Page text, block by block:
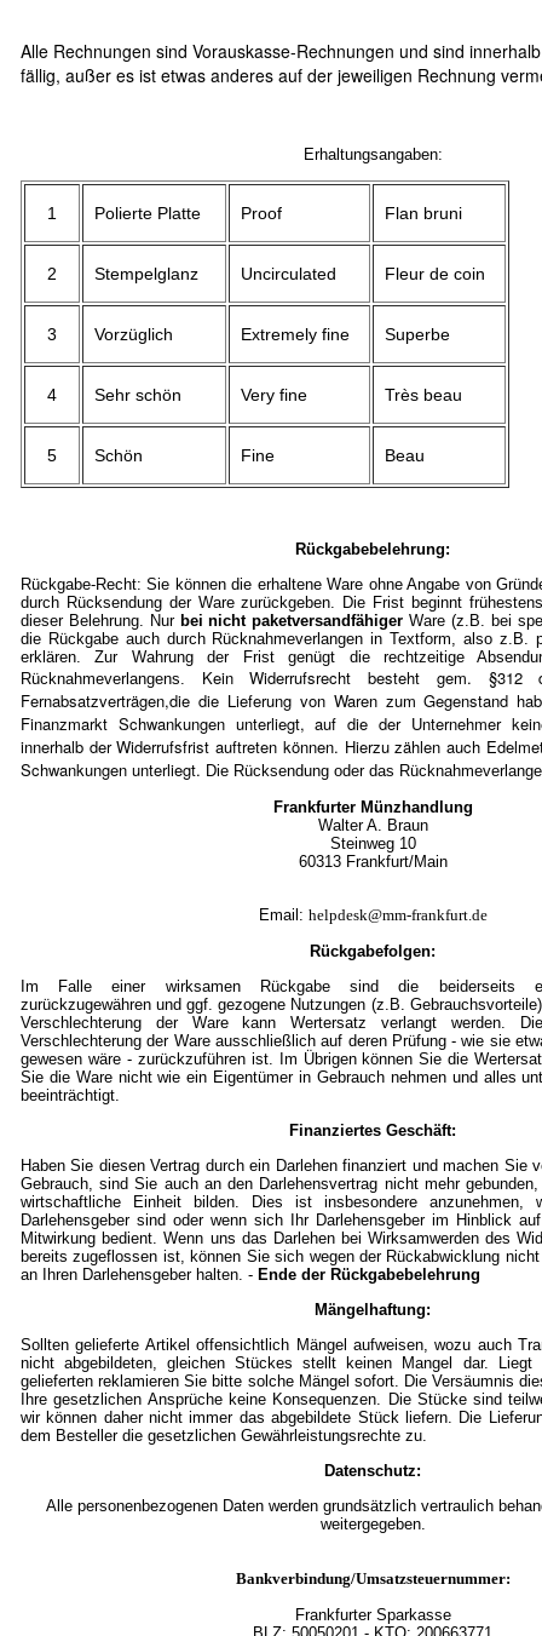
Alle Rechnungen sind Vorauskasse-Rechnungen und sind
fällig, außer es ist etwas anderes auf der jeweiligen Rechnung
Erhaltungsangaben:
1 Polierte Platte Proof Flan bruni
2 Stempelglanz Uncirculated Fleur de coin
3 Vorzüglich Extremely fine Superbe
4 Sehr schön Very fine Très beau
5 Schön Fine Beau
Rückgabebelehrung:
Rückgabe-Recht: Sie können die erhaltene Ware ohne Angabe von
durch Rücksendung der Ware zurückgeben. Die Frist beginnt
dieser Belehrung. Nur bei nicht paketversandfähiger Ware (z.B. bei
die Rückgabe auch durch Rücknahmeverlangen in Textform, also z.B.
erklären. Zur Wahrung der Frist genügt die rechtzeitige
Rücknahmeverlangens. Kein Widerrufsrecht besteht gem.
Fernabsatzverträgen,die die Lieferung von Waren zum Gegenstand
Finanzmarkt Schwankungen unterliegt, auf die der Unternehmer
innerhalb der Widerrufsfrist auftreten können. Hierzu zählen auch
Schwankungen unterliegt. Die Rücksendung oder das
Frankfurter Münzhandlung
Walter A. Braun
Steinweg 10
60313 Frankfurt/Main
Email: helpdesk@mm-frankfurt.de
Rückgabefolgen:
Im Falle einer wirksamen Rückgabe sind die beiderseits
zurückzugewähren und ggf. gezogene Nutzungen (z.B.
Verschlechterung der Ware kann Wertersatz verlangt werden.
Verschlechterung der Ware ausschließlich auf deren Prüfung - wie sie
gewesen wäre - zurückzuführen ist. Im Übrigen können Sie die
Sie die Ware nicht wie ein Eigentümer in Gebrauch nehmen und alles
beeinträchtigt.
Finanziertes Geschäft:
Haben Sie diesen Vertrag durch ein Darlehen finanziert und machen Sie
Gebrauch, sind Sie auch an den Darlehensvertrag nicht mehr
wirtschaftliche Einheit bilden. Dies ist insbesondere anzunehmen,
Darlehensgeber sind oder wenn sich Ihr Darlehensgeber im Hinblick
Mitwirkung bedient. Wenn uns das Darlehen bei Wirksamwerden des
bereits zugeflossen ist, können Sie sich wegen der Rückabwicklung
an Ihren Darlehensgeber halten. - Ende der Rückgabebelehrung
Mängelhaftung:
Sollten gelieferte Artikel offensichtlich Mängel aufweisen, wozu auch
nicht abgebildeten, gleichen Stückes stellt keinen Mangel dar.
gelieferten reklamieren Sie bitte solche Mängel sofort. Die Versäumnis
Ihre gesetzlichen Ansprüche keine Konsequenzen. Die Stücke sind
wir können daher nicht immer das abgebildete Stück liefern. Die
dem Besteller die gesetzlichen Gewährleistungsrechte zu.
Datenschutz:
Alle personenbezogenen Daten werden grundsätzlich vertraulich
weitergegeben.
Bankverbindung/Umsatzsteuernummer:
Frankfurter Sparkasse